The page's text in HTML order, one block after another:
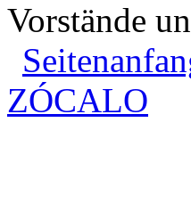
Vorstände
ZÓCALO